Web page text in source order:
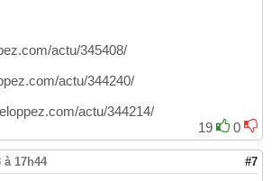
actu/345408/
actu/344240/
actu/344214/
19
0
à 17h44 #7